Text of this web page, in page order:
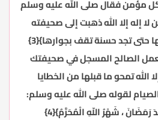
مؤمن فقال صلى الله عليه وسلم
لا إله إلا الله ذهبت إلى صحيفته
حتى تجد حسنة تقف بجوارها}{3}
الصالح المسجل في صحيفتك
الله تمحو ما قبلها من الخطايا
لقوله صلى الله عليه وسلم:
، شَهْرُ اللّهِ الْمُحَرَّمُ}{4}